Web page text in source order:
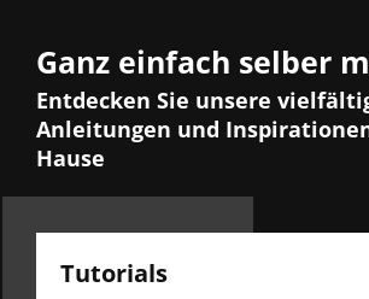
Ganz einfach selber
Entdecken Sie unsere
Anleitungen und
Hause
Tutorials